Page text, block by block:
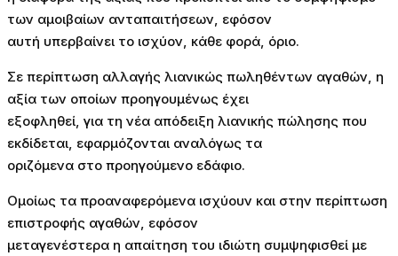
των αμοιβαίων ανταπαιτήσεων, εφόσον
αυτή υπερβαίνει το ισχύον, κάθε φορά, όριο.
Σε περίπτωση αλλαγής λιανικώς πωληθέντων αγαθών, η
αξία των οποίων προηγουμένως έχει
εξοφληθεί, για τη νέα απόδειξη λιανικής πώλησης που
εκδίδεται, εφαρμόζονται αναλόγως τα
οριζόμενα στο προηγούμενο εδάφιο.
Ομοίως τα προαναφερόμενα ισχύουν και στην περίπτωση
επιστροφής αγαθών, εφόσον
μεταγενέστερα η απαίτηση του ιδιώτη συμψηφισθεί με